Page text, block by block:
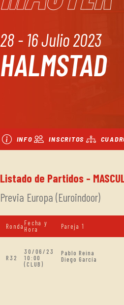
28 - 16 Julio 2023
HALMSTAD
INFO INSCRITOS
Listado de Partidos -
Previa Europa (Euroindoor)
Ronda Fecha y
Hora
Pareja 1
R32
30/06/23
10:00
(CLUB)
Pablo Reina
Diego García